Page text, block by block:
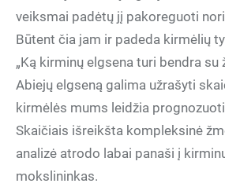
veiksmai padėtų jį pakoreguoti
Būtent čia jam ir padeda kirmėlių
„Ką kirminų elgsena turi bendra su
Abiejų elgseną galima užrašyti
kirmėlės mums leidžia
Skaičiais išreikšta kompleksinė
analizė atrodo labai panaši į
mokslininkas.